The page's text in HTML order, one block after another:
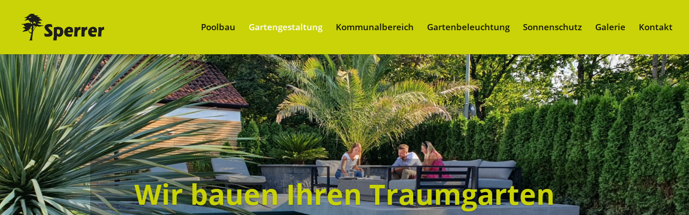
Poolbau Gartengestaltung Kommunalbereich Gartenbeleuchtung Sonnenschutz Galerie Kontakt
Wir bauen Ihren Traumgarten